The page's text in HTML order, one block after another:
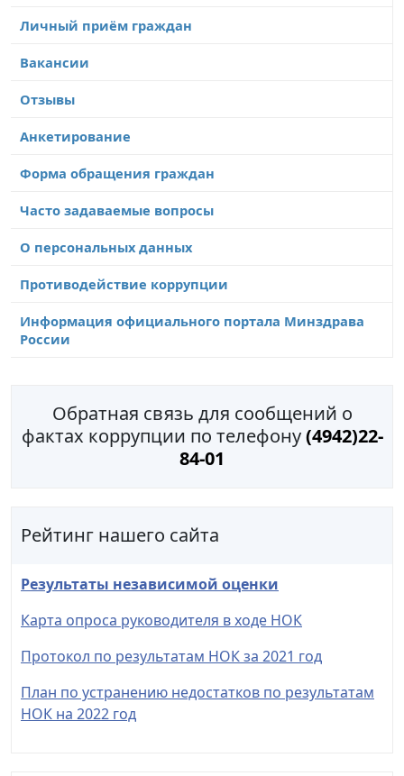
Личный приём граждан
Вакансии
Отзывы
Анкетирование
Форма обращения граждан
Часто задаваемые вопросы
О персональных данных
Противодействие коррупции
Информация официального портала Минздрава
России
Обратная связь для сообщений о
фактах коррупции по телефону(4942)22-
84-01
Рейтинг нашего сайта
Результаты независимой оценки
Карта опроса руководителя в ходе НОК
Протокол по результатам НОК за 2021 год
План по устранению недостатков по результатам
НОК на 2022 год